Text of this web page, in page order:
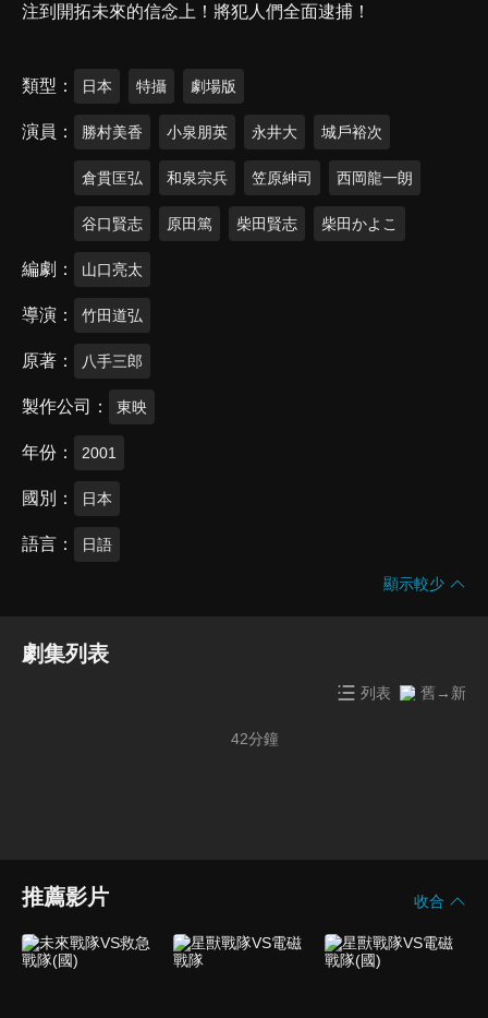
注到開拓未來的信念上！將犯人們全面逮捕！
類型 日本 特攝 劇場版
演員 勝村美香 小泉朋英 永井大 城戶裕次
倉貫匡弘 和泉宗兵 笠原紳司 西岡龍一朗
谷口賢志 原田篤 柴田賢志 柴田かよこ
編劇 山口亮太
導演 竹田道弘
原著 八手三郎
製作公司 東映
年份 2001
國別 日本
語言 日語
顯示較少
劇集列表
列表 舊→新
42分鐘
推薦影片 收合